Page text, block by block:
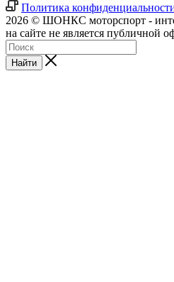
Политика
2026 © ШОНКС моторспорт -
на сайте не является публичной
Найти